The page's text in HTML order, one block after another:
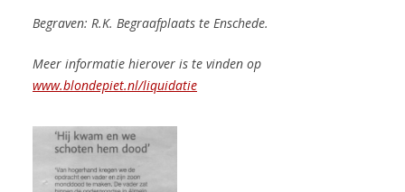
Begraven: R.K. Begraafplaats te Enschede.
Meer informatie hierover is te vinden op
www.blondepiet.nl/liquidatie